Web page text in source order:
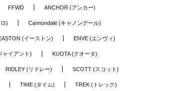
FFWD ANCHOR (アンカー)
) Cannondale (キャノンデール)
(イーストン) ENVE (エンヴィ)
ャイアント) KUOTA (クオータ)
RIDLEY (リドレー) SCOTT (スコット)
TIME (タイム) TREK (トレック)